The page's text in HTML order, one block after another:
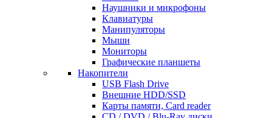
Наушники и микрофоны
Клавиатуры
Манипуляторы
Мыши
Мониторы
Графические планшеты
Накопители
USB Flash Drive
Внешние HDD/SSD
Карты памяти, Card reader